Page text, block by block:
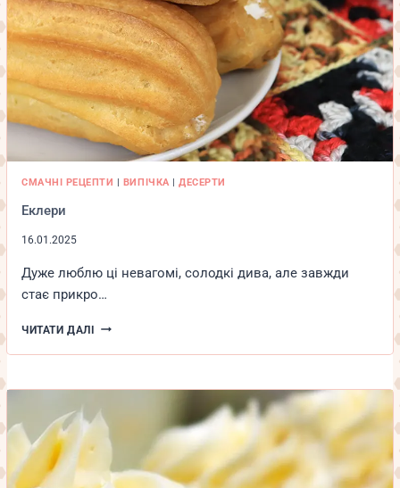
СМАЧНІ РЕЦЕПТИ | ВИПІЧКА |ДЕСЕРТИ
Еклери
16.01.2025
Дуже люблю ці невагомі, солодкі дива, але завжди
стає прикро…
ЧИТАТИ ДАЛІ ЕКЛЕРИ